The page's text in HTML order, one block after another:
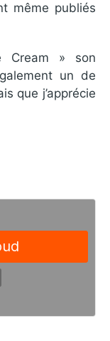
même publiés
Cream » son
un de
que j’apprécie